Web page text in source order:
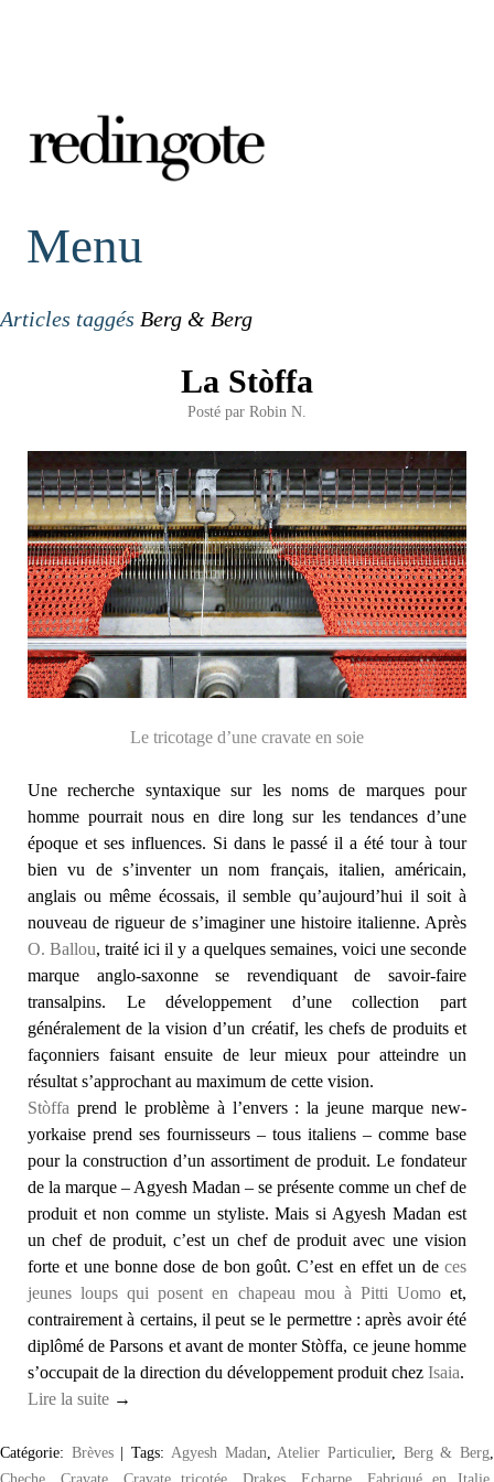
redingote.
Menu
Articles taggés Berg & Berg
La Stòffa
Posté par Robin N.
Le tricotage d’une cravate en soie
Une recherche syntaxique sur les noms de marques pour
homme pourrait nous en dire long sur les tendances d’une
époque et ses influences. Si dans le passé il a été tour à tour
bien vu de s’inventer un nom français, italien, américain,
anglais ou même écossais, il semble qu’aujourd’hui il soit à
nouveau de rigueur de s’imaginer une histoire italienne. Après
O. Ballou, traité ici il y a quelques semaines, voici une seconde
marque anglo-saxonne se revendiquant de savoir-faire
transalpins. Le développement d’une collection part
généralement de la vision d’un créatif, les chefs de produits et
façonniers faisant ensuite de leur mieux pour atteindre un
résultat s’approchant au maximum de cette vision.
Stòffa prend le problème à l’envers : la jeune marque new-
yorkaise prend ses fournisseurs – tous italiens – comme base
pour la construction d’un assortiment de produit. Le fondateur
de la marque – Agyesh Madan – se présente comme un chef de
produit et non comme un styliste. Mais si Agyesh Madan est
un chef de produit, c’est un chef de produit avec une vision
forte et une bonne dose de bon goût. C’est en effet un de ces
jeunes loups qui posent en chapeau mou à Pitti Uomoet,
contrairement à certains, il peut se le permettre : après avoir été
diplômé de Parsons et avant de monter Stòffa, ce jeune homme
s’occupait de la direction du développement produit chez Isaia.
Lire la suite →
Catégorie: Brèves |Tags: Agyesh Madan Atelier Particulier, Berg & Berg
Cheche
Cravate, Cravate tricotée Drakes Echarpe, Fabriqué en Italie